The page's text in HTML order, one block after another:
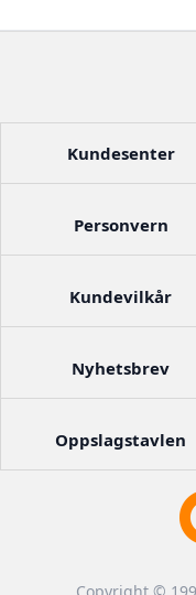
Kundesenter
Personvern
Kundevilkår
Nyhetsbrev
Oppslagstavlen